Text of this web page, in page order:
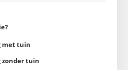
met tuin
zonder tuin